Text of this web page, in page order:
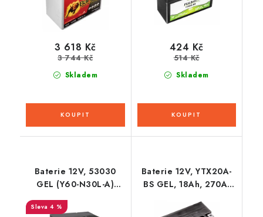
Skladem
3 618 Kč
3 744 Kč
Skladem
424 Kč
514 Kč
Baterie 12V, 53030
GEL (Y60-N30L-A)
30Ah, 325A,
bezúdržbová GEL
4 %
Baterie 12V, YTX20A-
BS GEL, 18Ah, 270A,
technologie